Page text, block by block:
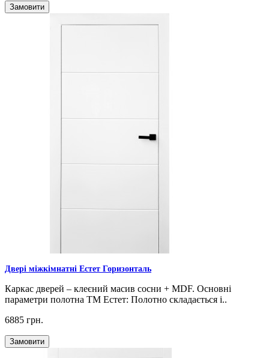
Замовити
Двері міжкімнатні Естет Горизонталь
Каркас дверей – клеєний масив сосни + MDF. Основні
параметри полотна ТМ Естет: Полотно складається і..
6885 грн.
Замовити